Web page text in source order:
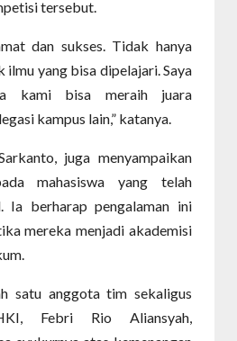
tersebut.
dan sukses. Tidak hanya
ilmu yang bisa dipelajari. Saya
kami bisa meraih juara
kampus lain,” katanya.
juga menyampaikan
mahasiswa yang telah
Ia berharap pengalaman ini
mereka menjadi akademisi
satu anggota tim sekaligus
Febri Rio Aliansyah,